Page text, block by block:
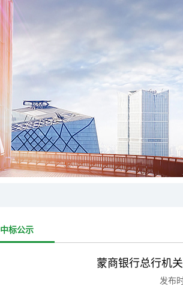
中标公示
蒙商银行总行机
发布